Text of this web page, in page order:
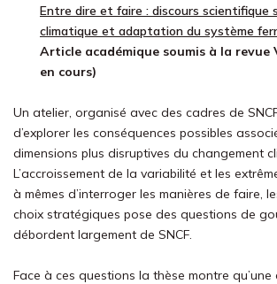
Entre dire et faire : discours scientifique
climatique et adaptation du système
Article académique soumis à la revue
en cours)
Un atelier, organisé avec des cadres de
d’explorer les conséquences possibles
dimensions plus disruptives du changement
L’accroissement de la variabilité et les
à mêmes d’interroger les manières de faire,
choix stratégiques pose des questions de
débordent largement de SNCF.
Face à ces questions la thèse montre qu’une